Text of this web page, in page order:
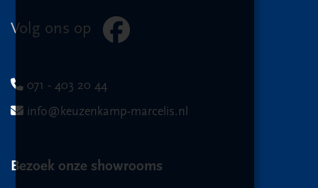
Volg ons op
071 - 403 20 44
info@keuzenkamp-marcelis.nl
Bezoek onze showrooms